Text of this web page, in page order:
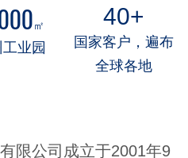
㎡
业园
40+
国家客户，遍布
全球各地
公司成立于2001年9